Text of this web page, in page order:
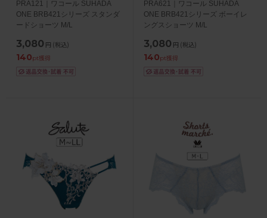
PRA121｜ワコール SUHADA
ONE BRB421シリーズ スタンダ
ードショーツ M/L
3,080 円 (税込)
140pt獲得
PRA621｜ワコール SUHADA
ONE BRB421シリーズ ボーイレ
ングスショーツ M/L
3,080 円 (税込)
140pt獲得